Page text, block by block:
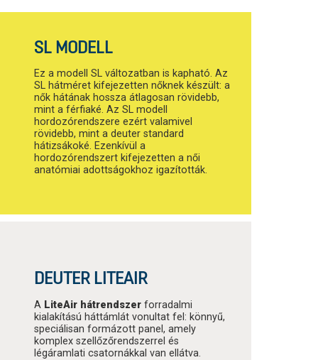
SL MODELL
Ez a modell SL változatban is kapható. Az
SL hátméret kifejezetten nőknek készült: a
nők hátának hossza átlagosan rövidebb,
mint a férfiaké. Az SL modell
hordozórendszere ezért valamivel
rövidebb, mint a deuter standard
hátizsákoké. Ezenkívül a
hordozórendszert kifejezetten a női
anatómiai adottságokhoz igazították.
DEUTER LITEAIR
A LiteAir hátrendszerforradalmi
kialakítású háttámlát vonultat fel: könnyű,
speciálisan formázott panel, amely
komplex szellőzőrendszerrel és
légáramlati csatornákkal van ellátva.